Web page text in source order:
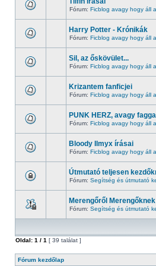
Fórum: Ficblog avagy hogy áll
Harry Potter - Krónikák
Fórum: Ficblog avagy hogy áll
Sil, az őskövület...
Fórum: Ficblog avagy hogy áll
Krizantem fanficjei
Fórum: Ficblog avagy hogy áll
PUNK HERZ, avagy
Fórum: Ficblog avagy hogy áll
Bloody Ilmyx írásai
Fórum: Ficblog avagy hogy áll
Útmutató teljesen
Fórum: Segítség és útmutató
Merengőről Merengőknek
Fórum: Segítség és útmutató
Oldal: 1 / 1 [ 39 találat ]
Fórum kezdőlap